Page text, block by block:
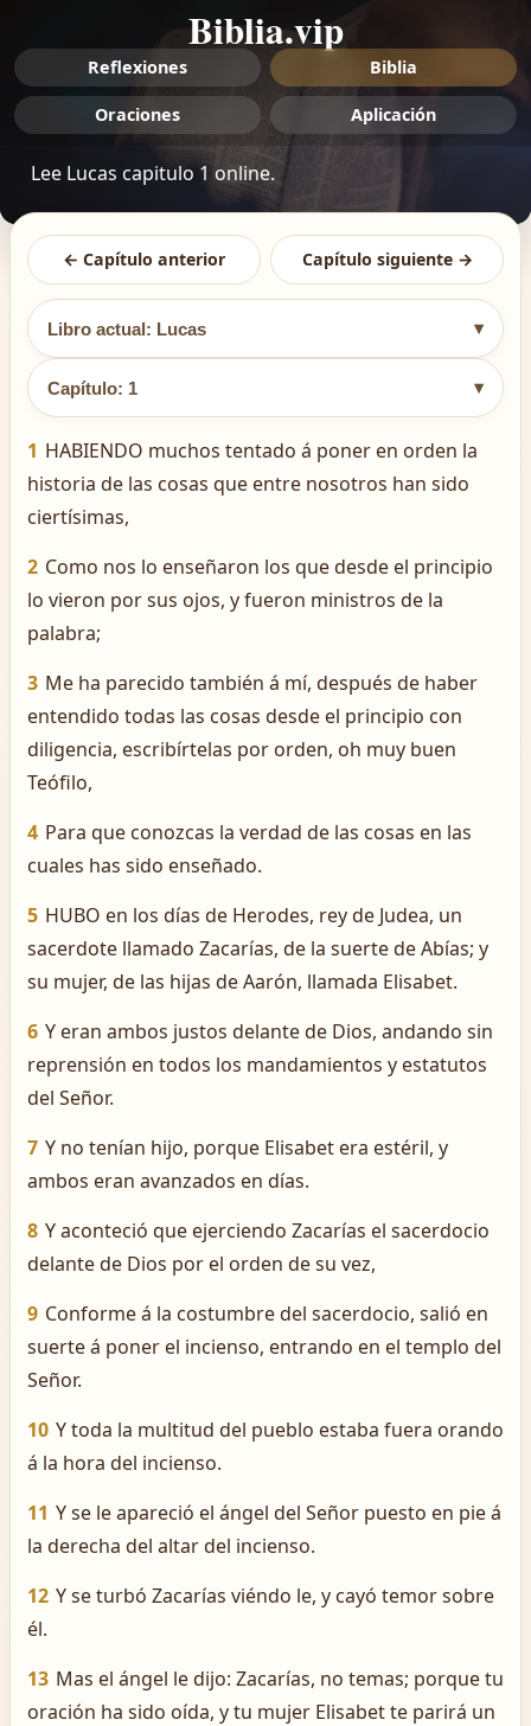
Biblia.vip
Reflexiones Biblia
Oraciones Aplicación
Lee Lucas capitulo 1 online.
← Capítulo anterior Capítulo siguiente →
Libro actual: Lucas ▾
Capítulo: 1 ▾
1 HABIENDO muchos tentado á poner en orden la
historia de las cosas que entre nosotros han sido
ciertísimas,
2 Como nos lo enseñaron los que desde el principio
lo vieron por sus ojos, y fueron ministros de la
palabra;
3 Me ha parecido también á mí, después de haber
entendido todas las cosas desde el principio con
diligencia, escribírtelas por orden, oh muy buen
Teófilo,
4 Para que conozcas la verdad de las cosas en las
cuales has sido enseñado.
5 HUBO en los días de Herodes, rey de Judea, un
sacerdote llamado Zacarías, de la suerte de Abías; y
su mujer, de las hijas de Aarón, llamada Elisabet.
6 Y eran ambos justos delante de Dios, andando sin
reprensión en todos los mandamientos y estatutos
del Señor.
7 Y no tenían hijo, porque Elisabet era estéril, y
ambos eran avanzados en días.
8 Y aconteció que ejerciendo Zacarías el sacerdocio
delante de Dios por el orden de su vez,
9 Conforme á la costumbre del sacerdocio, salió en
suerte á poner el incienso, entrando en el templo del
Señor.
10 Y toda la multitud del pueblo estaba fuera orando
á la hora del incienso.
11 Y se le apareció el ángel del Señor puesto en pie á
la derecha del altar del incienso.
12 Y se turbó Zacarías viéndo le, y cayó temor sobre
él.
13 Mas el ángel le dijo: Zacarías, no temas; porque tu
oración ha sido oída, y tu mujer Elisabet te parirá un